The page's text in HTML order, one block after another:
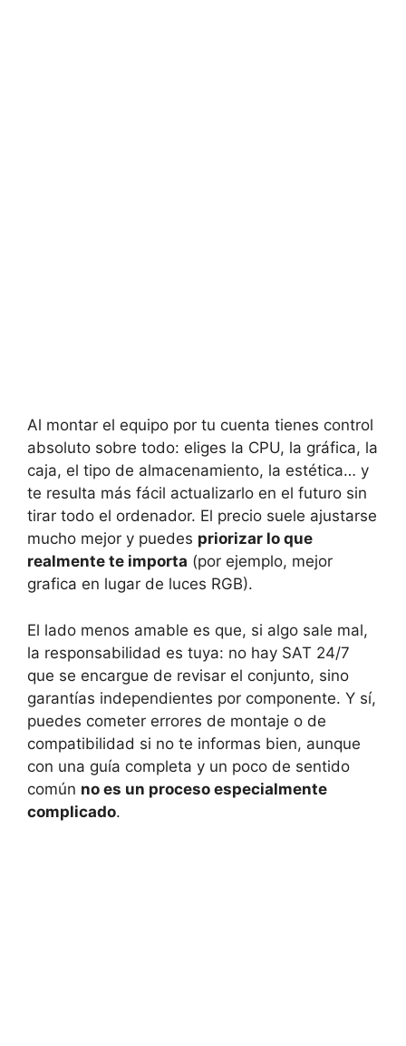
Al montar el equipo por tu cuenta tienes control
absoluto sobre todo: eliges la CPU, la gráfica, la
caja, el tipo de almacenamiento, la estética… y
te resulta más fácil actualizarlo en el futuro sin
tirar todo el ordenador. El precio suele ajustarse
mucho mejor y puedes priorizar lo que
realmente te importa (por ejemplo, mejor
grafica en lugar de luces RGB).
El lado menos amable es que, si algo sale mal,
la responsabilidad es tuya: no hay SAT 24/7
que se encargue de revisar el conjunto, sino
garantías independientes por componente. Y sí,
puedes cometer errores de montaje o de
compatibilidad si no te informas bien, aunque
con una guía completa y un poco de sentido
común no es un proceso especialmente
complicado.